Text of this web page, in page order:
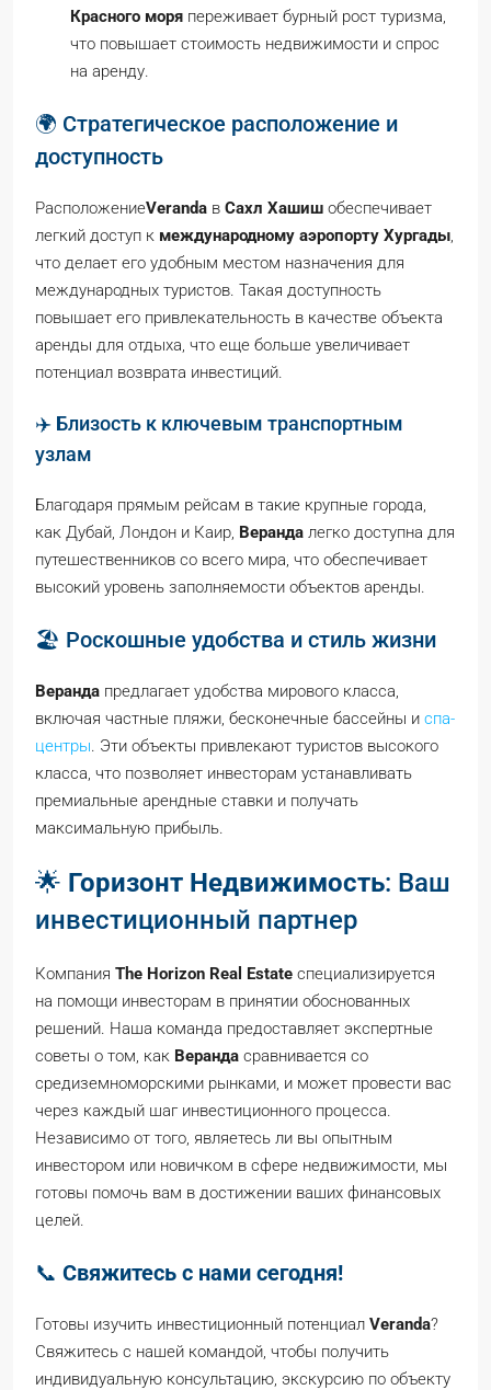
Красного моря переживает бурный рост туризма,
что повышает стоимость недвижимости и спрос
на аренду.
🌍 Стратегическое расположение и
доступность
РасположениеVeranda в Сахл Хашиш обеспечивает
легкий доступ к международному аэропорту Хургады,
что делает его удобным местом назначения для
международных туристов. Такая доступность
повышает его привлекательность в качестве объекта
аренды для отдыха, что еще больше увеличивает
потенциал возврата инвестиций.
✈️ Близость к ключевым транспортным
узлам
Благодаря прямым рейсам в такие крупные города,
как Дубай, Лондон и Каир, Веранда легко доступна для
путешественников со всего мира, что обеспечивает
высокий уровень заполняемости объектов аренды.
🏖️ Роскошные удобства и стиль жизни
Веранда предлагает удобства мирового класса,
включая частные пляжи, бесконечные бассейны и спа-
центры. Эти объекты привлекают туристов высокого
класса, что позволяет инвесторам устанавливать
премиальные арендные ставки и получать
максимальную прибыль.
🌟 Горизонт Недвижимость: Ваш
инвестиционный партнер
Компания The Horizon Real Estate специализируется
на помощи инвесторам в принятии обоснованных
решений. Наша команда предоставляет экспертные
советы о том, как Веранда сравнивается со
средиземноморскими рынками, и может провести вас
через каждый шаг инвестиционного процесса.
Независимо от того, являетесь ли вы опытным
инвестором или новичком в сфере недвижимости, мы
готовы помочь вам в достижении ваших финансовых
целей.
📞 Свяжитесь с нами сегодня!
Готовы изучить инвестиционный потенциал Veranda?
Свяжитесь с нашей командой, чтобы получить
индивидуальную консультацию, экскурсию по объекту